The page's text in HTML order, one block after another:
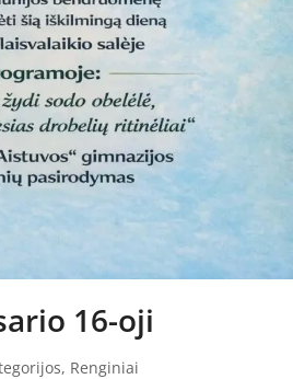
16-oji
, Renginiai